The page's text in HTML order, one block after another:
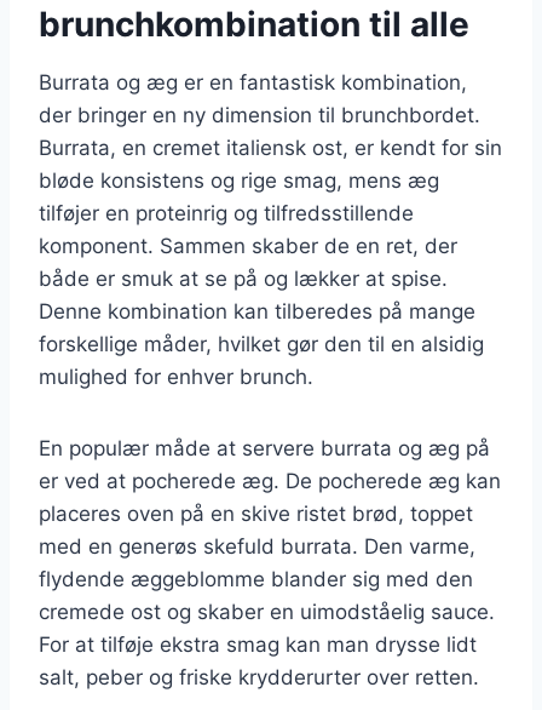
brunchkombination til alle
Burrata og æg er en fantastisk kombination,
der bringer en ny dimension til brunchbordet.
Burrata, en cremet italiensk ost, er kendt for sin
bløde konsistens og rige smag, mens æg
tilføjer en proteinrig og tilfredsstillende
komponent. Sammen skaber de en ret, der
både er smuk at se på og lækker at spise.
Denne kombination kan tilberedes på mange
forskellige måder, hvilket gør den til en alsidig
mulighed for enhver brunch.
En populær måde at servere burrata og æg på
er ved at pocherede æg. De pocherede æg kan
placeres oven på en skive ristet brød, toppet
med en generøs skefuld burrata. Den varme,
flydende æggeblomme blander sig med den
cremede ost og skaber en uimodståelig sauce.
For at tilføje ekstra smag kan man drysse lidt
salt, peber og friske krydderurter over retten.